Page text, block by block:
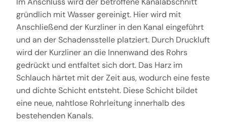
gründlich mit Wasser gereinigt. Hier wird mit
Anschließend der Kurzliner in den Kanal eingeführt
und an der Schadensstelle platziert. Durch Druckluft
wird der Kurzliner an die Innenwand des Rohrs
gedrückt und entfaltet sich dort. Das Harz im
Schlauch härtet mit der Zeit aus, wodurch eine feste
und dichte Schicht entsteht. Diese Schicht bildet
eine neue, nahtlose Rohrleitung innerhalb des
bestehenden Kanals.